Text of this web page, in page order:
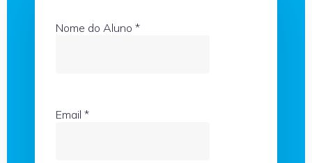
Nome do Aluno *
Email *